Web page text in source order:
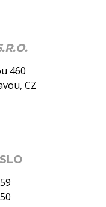
460
CZ